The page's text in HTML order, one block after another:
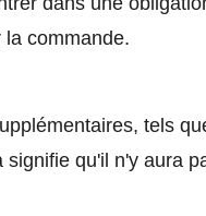
commande.
tels
qu'il n'y aura